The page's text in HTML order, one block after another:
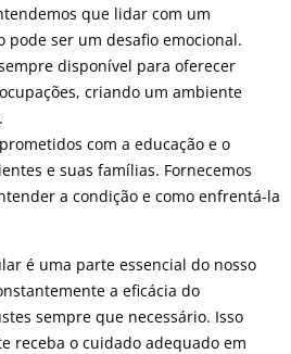
que lidar com um
pode ser um desafio emocional.
disponível para oferecer
criando um ambiente
com a educação e o
e suas famílias. Fornecemos
a condição e como enfrentá-la
é uma parte essencial do nosso
a eficácia do
sempre que necessário. Isso
receba o cuidado adequado em